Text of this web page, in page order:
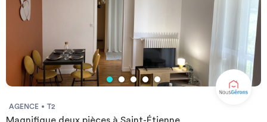
AGENCE T2